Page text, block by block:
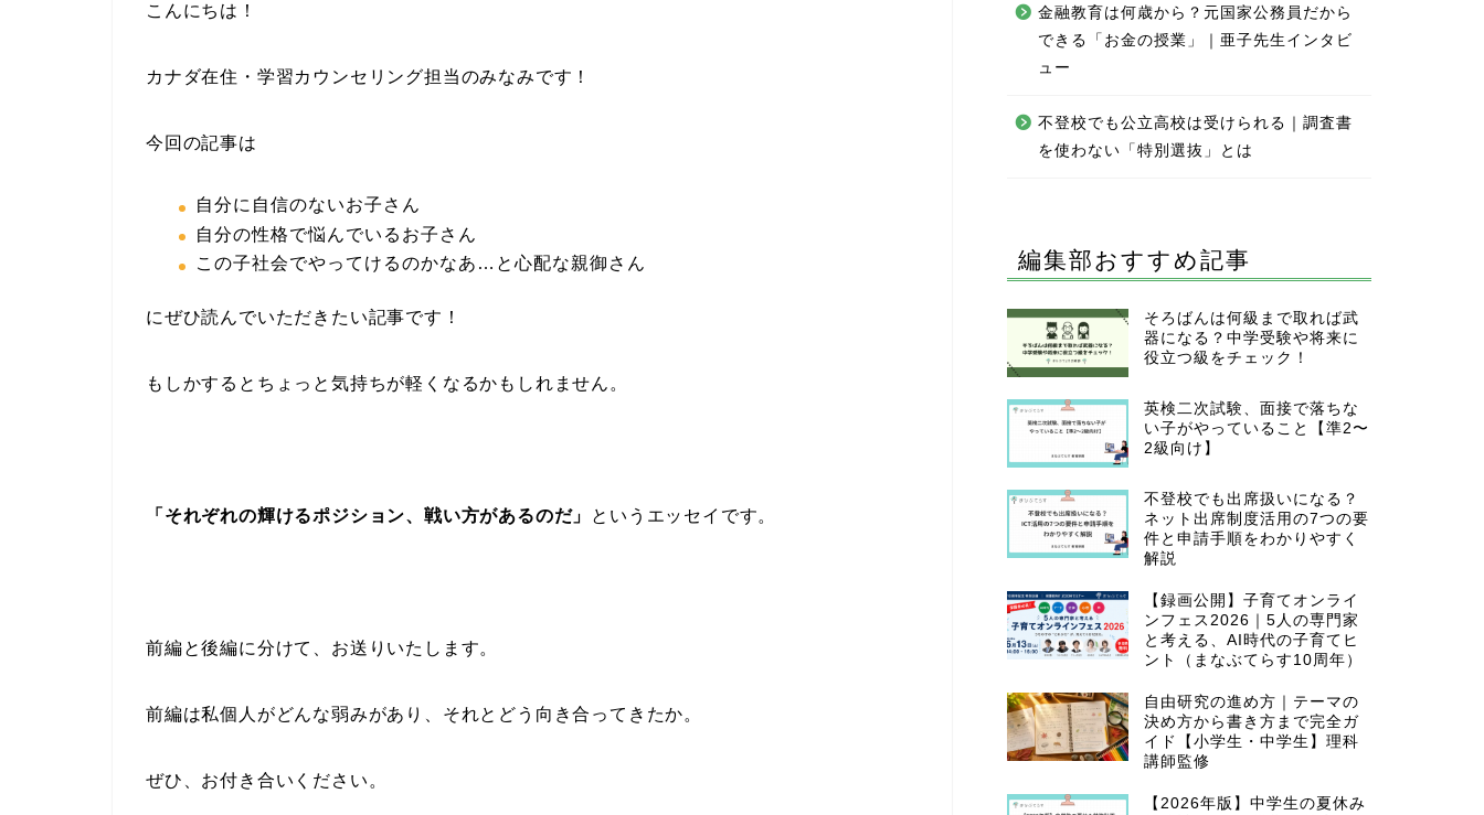
こんにちは！
カナダ在住・学習カウンセリング担当のみなみです！
今回の記事は
自分に自信のないお子さん
自分の性格で悩んでいるお子さん
この子社会でやってけるのかなあ…と心配な親御さん
にぜひ読んでいただきたい記事です！
もしかするとちょっと気持ちが軽くなるかもしれません。
「それぞれの輝けるポジション、戦い方があるのだ」 というエッセイです。
前編と後編に分けて、お送りいたします。
前編は私個人がどんな弱みがあり、それとどう向き合ってきたか。
ぜひ、お付き合いください。
金融教育は何歳から？元国家公務員だから
できる「お金の授業」｜亜子先生インタビ
ュー
不登校でも公立高校は受けられる｜調査書
を使わない「特別選抜」とは
編集部おすすめ記事
そろばんは何級まで取れば武
器になる？中学受験や将来に
役立つ級をチェック！
英検二次試験、面接で落ちな
い子がやっていること【準2〜
2級向け】
不登校でも出席扱いになる？
ネット出席制度活用の7つの要
件と申請手順をわかりやすく
解説
【録画公開】子育てオンライ
ンフェス2026｜5人の専門家
と考える、AI時代の子育てヒ
ント（まなぶてらす10周年）
自由研究の進め方｜テーマの
決め方から書き方まで完全ガ
イド【小学生・中学生】理科
講師監修
【2026年版】中学生の夏休み